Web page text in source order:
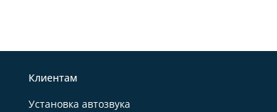
Клиентам
Установка автозвука